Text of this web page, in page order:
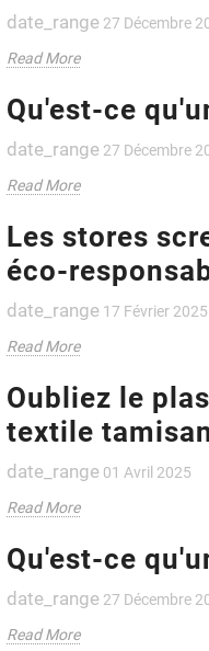
date_range 27 Décembre
Read More
Qu'est-ce
date_range 27 Décembre
Read More
Les stores
éco-
date_range 17 Février 2025
Read More
Oubliez le
textile
date_range 01 Avril 2025
Read More
Qu'est-ce
date_range 27 Décembre
Read More